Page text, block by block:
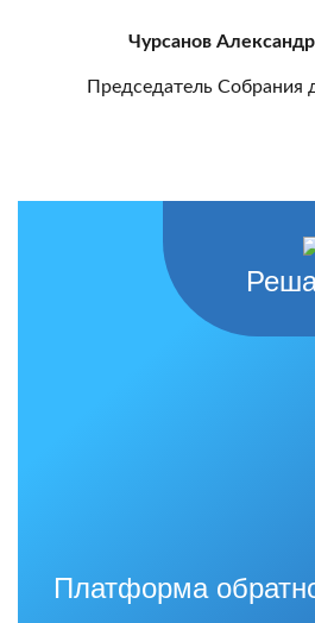
Чурсанов
Председатель Собрания
Платформа